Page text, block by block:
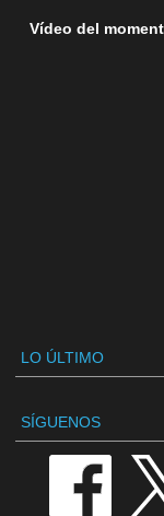
Vídeo del
LO ÚLTIMO
SÍGUENOS